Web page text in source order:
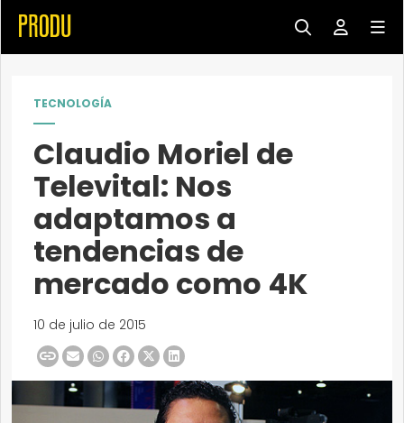
TECNOLOGÍA
Claudio Moriel de
Televital: Nos
adaptamos a
tendencias de
mercado como 4K
10 de julio de 2015